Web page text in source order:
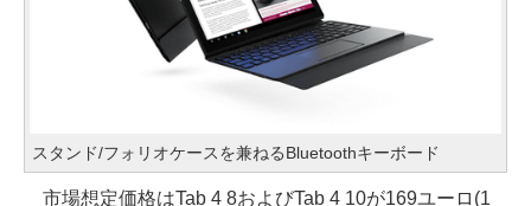
スタンド/フォリオケースを兼ねるBluetoothキーボード
市場想定価格はTab 4 8およびTab 4 10が169ユーロ(1